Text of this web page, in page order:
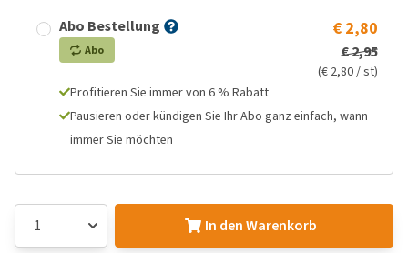
Abo Bestellung
Abo
€ 2,80
€ 2,95
(€ 2,80 / st)
Profitieren Sie immer von 6 % Rabatt
Pausieren oder kündigen Sie Ihr Abo ganz einfach, wann
immer Sie möchten
In den Warenkorb